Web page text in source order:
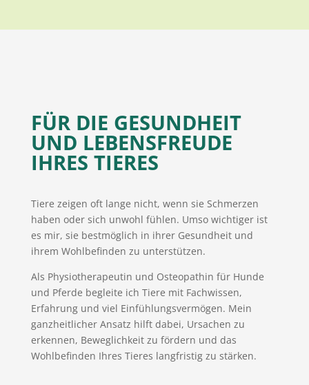
FÜR DIE GESUNDHEIT
UND LEBENSFREUDE
IHRES TIERES
Tiere zeigen oft lange nicht, wenn sie Schmerzen
haben oder sich unwohl fühlen. Umso wichtiger ist
es mir, sie bestmöglich in ihrer Gesundheit und
ihrem Wohlbefinden zu unterstützen.
Als Physiotherapeutin und Osteopathin für Hunde
und Pferde begleite ich Tiere mit Fachwissen,
Erfahrung und viel Einfühlungsvermögen. Mein
ganzheitlicher Ansatz hilft dabei, Ursachen zu
erkennen, Beweglichkeit zu fördern und das
Wohlbefinden Ihres Tieres langfristig zu stärken.